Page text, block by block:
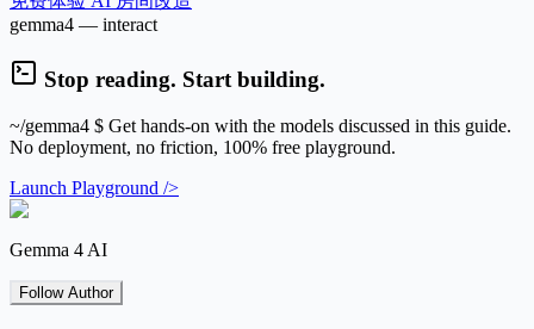
gemma4 — interact
Stop reading. Start building.
~/gemma4 $ Get hands-on with the models discussed in this guide.
No deployment, no friction, 100% free playground.
Launch Playground />
Gemma 4 AI
Follow Author